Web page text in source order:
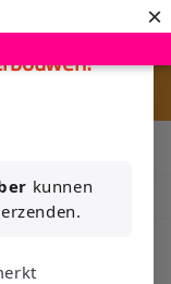
×
aan Retro Empire
onze voorraad.
kunnen